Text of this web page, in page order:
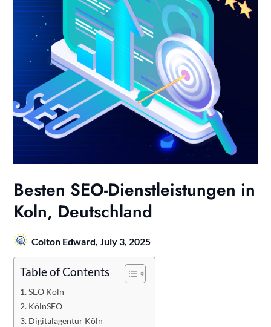
Besten SEO-Dienstleistungen in
Koln, Deutschland
Colton Edward,July 3, 2025
Table of Contents
SEO Köln
KölnSEO
Digitalagentur Köln